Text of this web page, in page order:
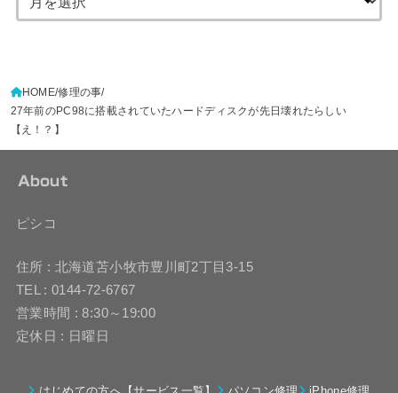
HOME 修理の事
27年前のPC98に搭載されていたハードディスクが先日壊れたらしい
【え！？】
About
ピシコ
住所 : 北海道苫小牧市豊川町2丁目3-15
TEL : 0144-72-6767
営業時間 : 8:30～19:00
定休日 : 日曜日